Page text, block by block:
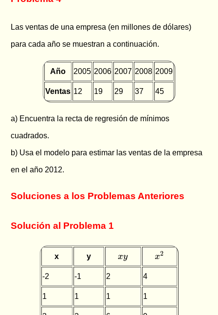
Las ventas de una empresa (en millones de dólares)
para cada año se muestran a continuación.
Año 2005 2006 2007 2008 2009
Ventas 12 19 29 37 45
a) Encuentra la recta de regresión de mínimos
cuadrados.
b) Usa el modelo para estimar las ventas de la empresa
en el año 2012.
Soluciones a los Problemas Anteriores
Solución al Problema 1
x y xy
xy x^2
x2
-2 -1 2 4
1 1 1 1